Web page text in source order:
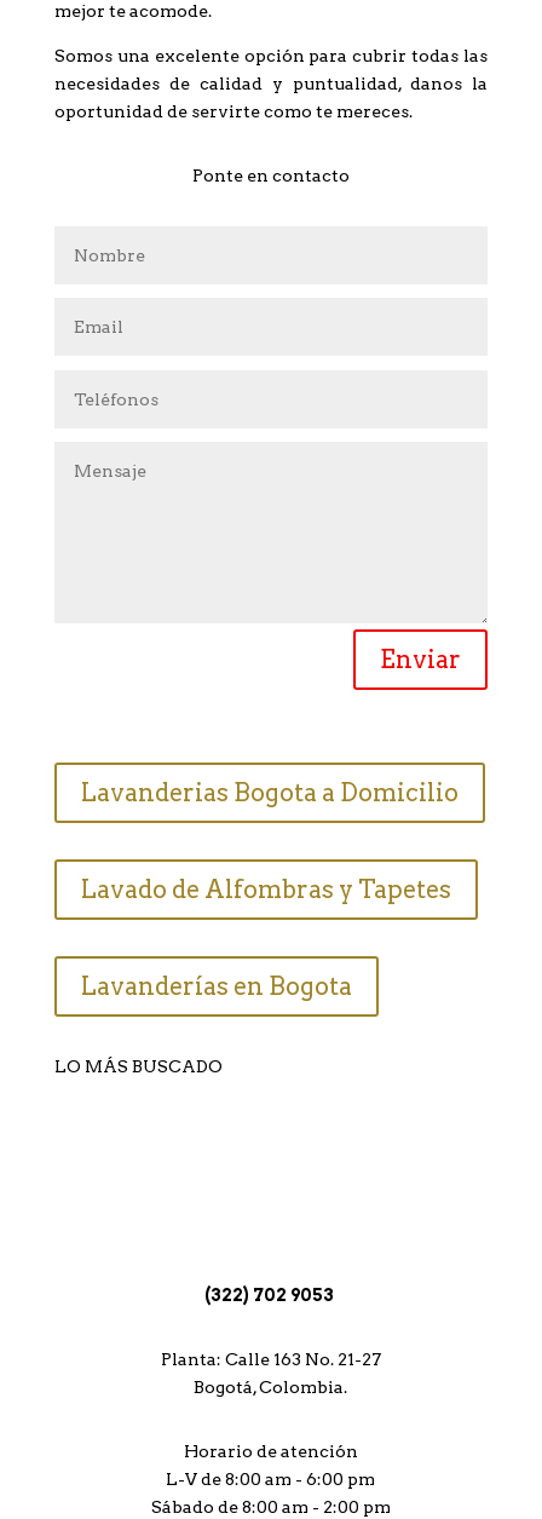
mejor te acomode.
Somos una excelente opción para cubrir todas las
necesidades de calidad y puntualidad, danos la
oportunidad de servirte como te mereces.
Ponte en contacto
Enviar
Lavanderias Bogota a Domicilio
Lavado de Alfombras y Tapetes
Lavanderías en Bogota
LO MÁS BUSCADO
(322) 702 9053
Planta: Calle 163 No. 21-27
Bogotá, Colombia.
Horario de atención
L-V de 8:00 am - 6:00 pm
Sábado de 8:00 am - 2:00 pm